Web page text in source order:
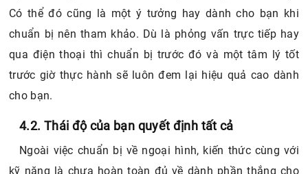
Có thể đó cũng là một ý tưởng hay dành cho bạn khi
chuẩn bị nên tham khảo. Dù là phỏng vấn trực tiếp hay
qua điện thoại thì chuẩn bị trước đó và một tâm lý tốt
trước giờ thực hành sẽ luôn đem lại hiệu quả cao dành
cho bạn.
4.2. Thái độ của bạn quyết định tất cả
Ngoài việc chuẩn bị về ngoại hình, kiến thức cùng với
kỹ năng là chưa hoàn toàn đủ về dành phần thắng cho